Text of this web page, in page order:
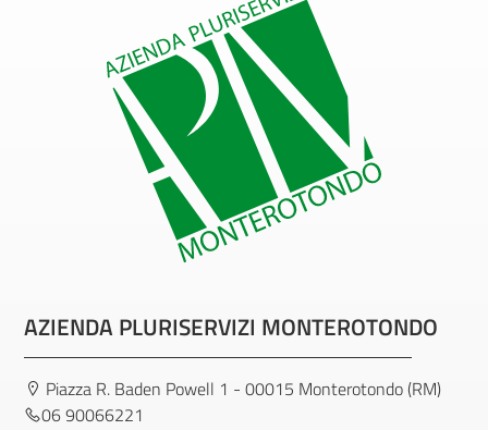
AZIENDA PLURISERVIZI MONTEROTONDO
Piazza R. Baden Powell 1 - 00015 Monterotondo (RM)
06 90066221